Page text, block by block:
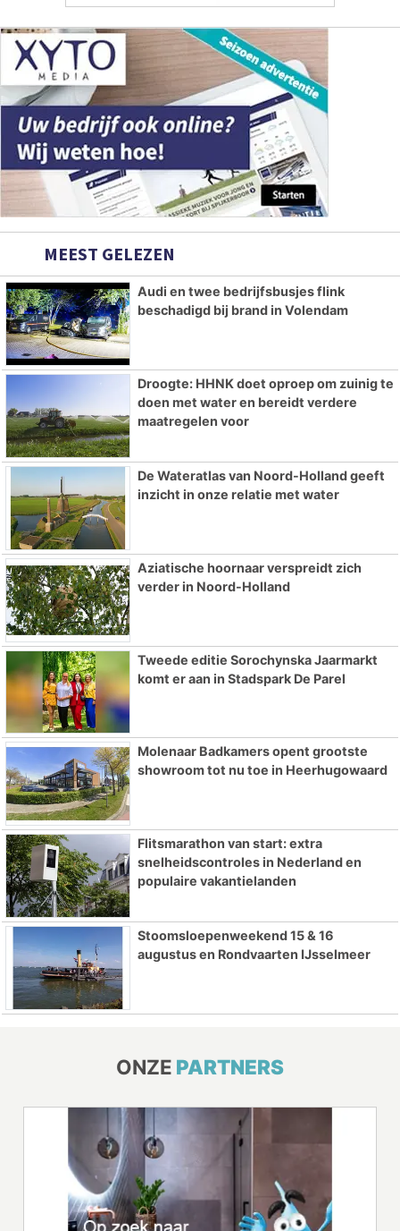
MEEST GELEZEN
Audi en twee bedrijfsbusjes flink
beschadigd bij brand in Volendam
Droogte: HHNK doet oproep om zuinig te
doen met water en bereidt verdere
maatregelen voor
De Wateratlas van Noord-Holland geeft
inzicht in onze relatie met water
Aziatische hoornaar verspreidt zich
verder in Noord-Holland
Tweede editie Sorochynska Jaarmarkt
komt er aan in Stadspark De Parel
Molenaar Badkamers opent grootste
showroom tot nu toe in Heerhugowaard
Flitsmarathon van start: extra
snelheidscontroles in Nederland en
populaire vakantielanden
Stoomsloepenweekend 15 & 16
augustus en Rondvaarten IJsselmeer
ONZE PARTNERS